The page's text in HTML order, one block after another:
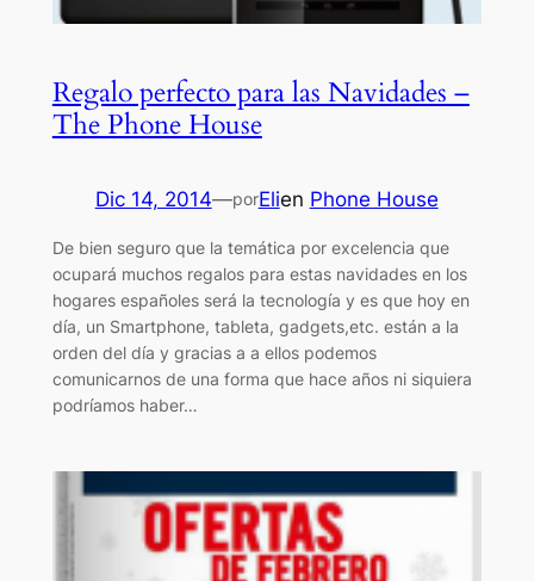
Regalo perfecto para las Navidades –
The Phone House
Dic 14, 2014—porElien Phone House
De bien seguro que la temática por excelencia que
ocupará muchos regalos para estas navidades en los
hogares españoles será la tecnología y es que hoy en
día, un Smartphone, tableta, gadgets,etc. están a la
orden del día y gracias a a ellos podemos
comunicarnos de una forma que hace años ni siquiera
podríamos haber…